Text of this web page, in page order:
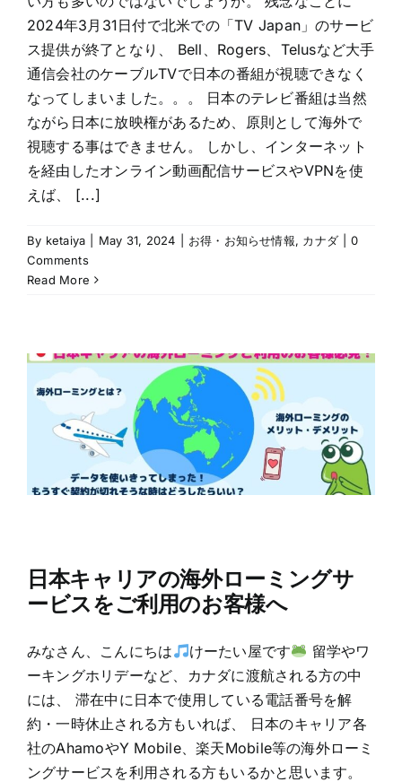
2024年3月31日付で北米での「TV Japan」のサービ
ス提供が終了となり、 Bell、Rogers、Telusなど大手
通信会社のケーブルTVで日本の番組が視聴できなく
なってしまいました。。。 日本のテレビ番組は当然
ながら日本に放映権があるため、原則として海外で
視聴する事はできません。 しかし、インターネット
を経由したオンライン動画配信サービスやVPNを使
えば、 [...]
By ketaiya May 31, 2024 お得・お知らせ情報, カナダ
0
Comments
Read More
日本キャリアの海外ローミングサ
ービスをご利用のお客様へ
みなさん、こんにちは けーたい屋です
留学やワ
ーキングホリデーなど、カナダに渡航される方の中
には、 滞在中に日本で使用している電話番号を解
約・一時休止される方もいれば、 日本のキャリア各
社のAhamoやY Mobile、楽天Mobile等の海外ローミ
ングサービスを利用される方もいるかと思います。